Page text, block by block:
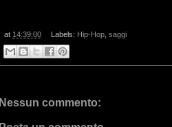
at 14:39:00 Labels: Hip-Hop, saggi
Nessun commento: